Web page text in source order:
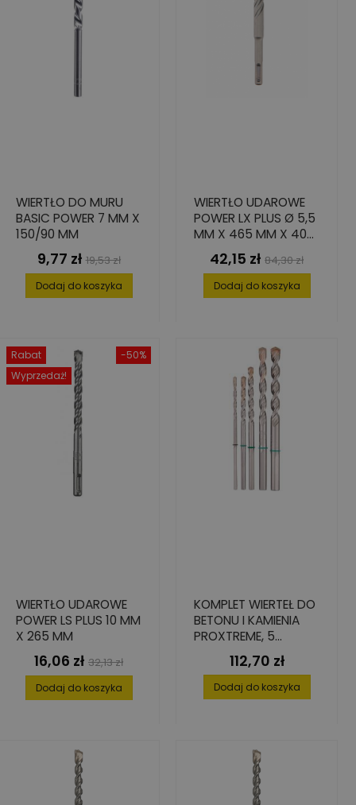
WIERTŁO DO MURU
BASIC POWER 7 MM X
150/90 MM
Cena
9,77 zł Cena
podstawowa
19,53 zł
Dodaj do koszyka
WIERTŁO UDAROWE
POWER LX PLUS Ø 5,5
MM X 465 MM X 400
Cena
42,15 zł Cena
podstawowa
84,30 zł
Dodaj do koszyka
-50%
Rabat
Wyprzedaż!
WIERTŁO UDAROWE
POWER LS PLUS 10 MM
X 265 MM
Cena
16,06 zł Cena
podstawowa
32,13 zł
Dodaj do koszyka
KOMPLET WIERTEŁ DO
BETONU I KAMIENIA
PROXTREME, 5
ELEMENTÓW: 4-10 MM
Cena
112,70 zł
Dodaj do koszyka